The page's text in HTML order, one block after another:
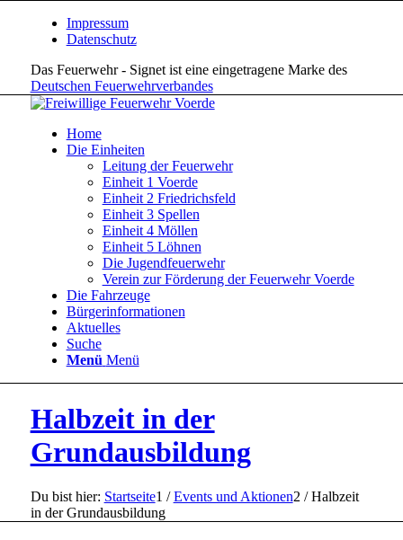
Impressum
Datenschutz
Das Feuerwehr - Signet ist eine eingetragene Marke des
Deutschen Feuerwehrverbandes
Home
Die Einheiten
Leitung der Feuerwehr
Einheit 1 Voerde
Einheit 2 Friedrichsfeld
Einheit 3 Spellen
Einheit 4 Möllen
Einheit 5 Löhnen
Die Jugendfeuerwehr
Verein zur Förderung der Feuerwehr Voerde
Die Fahrzeuge
Bürgerinformationen
Aktuelles
Suche
Menü Menü
Halbzeit in der
Grundausbildung
Du bist hier: Startseite1 / Events und Aktionen2 / Halbzeit
in der Grundausbildung